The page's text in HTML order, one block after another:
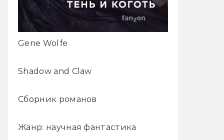
Gene Wolfe
Shadow and Claw
Сборник романов
Жанр: научная фантастика